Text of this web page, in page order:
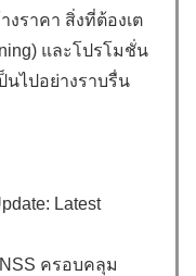
ราคา สิ่งที่ต้องเต
และโปรโมชั่น
นไปอย่างราบรื่น
Latest
ครอบคลุม